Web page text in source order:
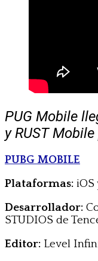
PUG Mobile
y RUST
PUBG MOBILE
Plataformas: iOS
Desarrollador:
STUDIOS de
Editor: Level